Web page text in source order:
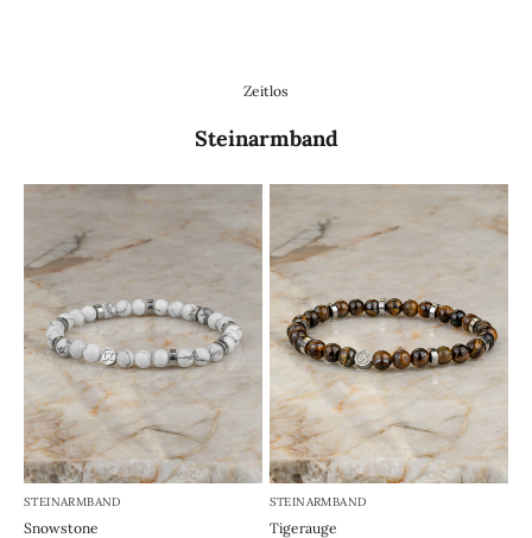
Zeitlos
Steinarmband
STEINARMBAND
Snowstone
STEINARMBAND
Tigerauge